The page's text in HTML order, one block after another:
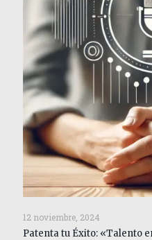
12 noviembre, 2024
Patenta tu Éxito: «Talento